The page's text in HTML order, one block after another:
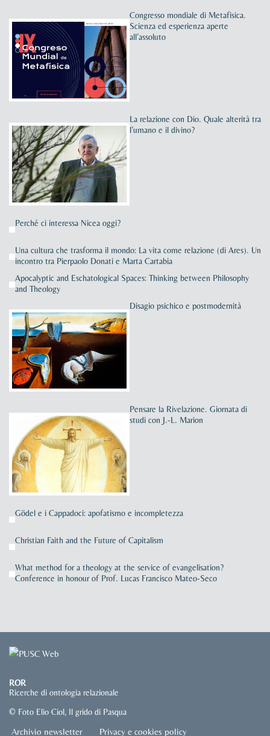
Congresso mondiale di Metafisica.
Scienza ed esperienza aperte
all’assoluto
La relazione con Dio. Quale alterità tra
l’umano e il divino?
Perché ci interessa Nicea oggi?
Una cultura che trasforma il mondo: La vita come relazione (di Ares). Un
incontro tra Pierpaolo Donati e Marta Cartabia
Apocalyptic and Eschatological Spaces: Thinking between Philosophy
and Theology
Disagio psichico e postmodernità
Pensare la Rivelazione. Giornata di
studi con J.-L. Marion
Gödel e i Cappadoci: apofatismo e incompletezza
Christian Faith and the Future of Capitalism
What method for a theology at the service of evangelisation?
Conference in honour of Prof. Lucas Francisco Mateo-Seco
ROR
Ricerche di ontologia relazionale
© Foto Elio Ciol, Il grido di Pasqua
Archivio newsletter Privacy e cookies policy